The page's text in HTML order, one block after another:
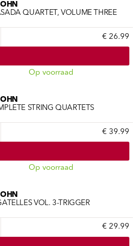
QUARTET, VOLUME THREE
€ 26.99
Op voorraad
STRING QUARTETS
€ 39.99
Op voorraad
VOL. 3-TRIGGER
€ 29.99